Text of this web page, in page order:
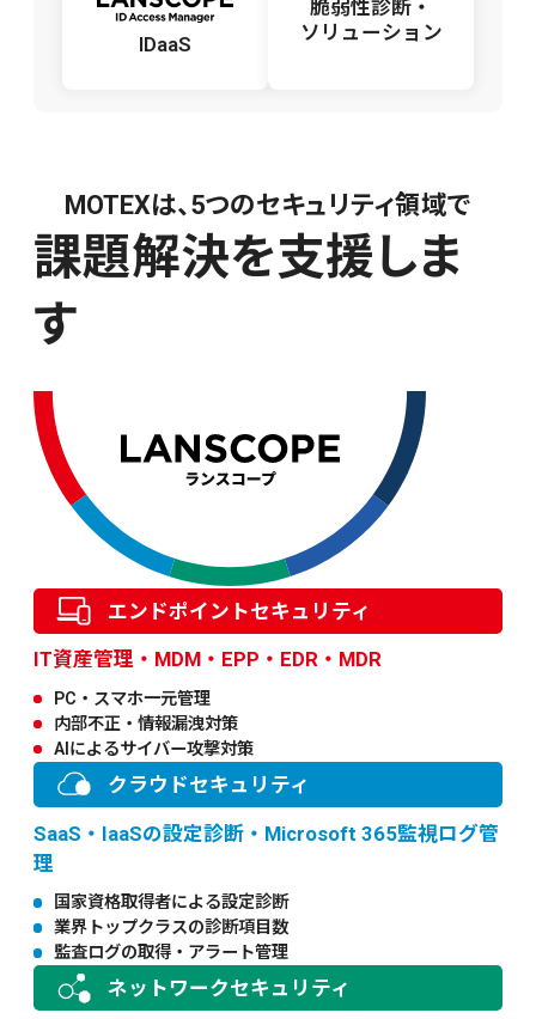
IDaaS
脆弱性診断・
ソリューション
MOTEXは、5つのセキュリティ領域で
課題解決を支援しま
す
エンドポイントセキュリティ
IT資産管理・MDM・EPP・EDR・MDR
PC・スマホ一元管理
内部不正・情報漏洩対策
AIによるサイバー攻撃対策
クラウドセキュリティ
SaaS・IaaSの設定診断・Microsoft 365監視ログ管
理
国家資格取得者による設定診断
業界トップクラスの診断項目数
監査ログの取得・アラート管理
ネットワークセキュリティ